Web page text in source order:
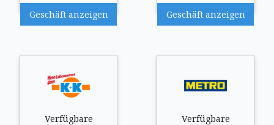
Geschäft anzeigen
Geschäft anzeigen
Verfügbare
Verfügbare